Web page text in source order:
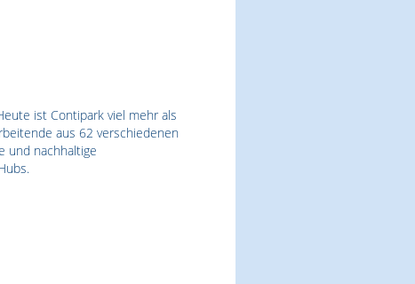
ist Contipark viel mehr als
aus 62 verschiedenen
und nachhaltige